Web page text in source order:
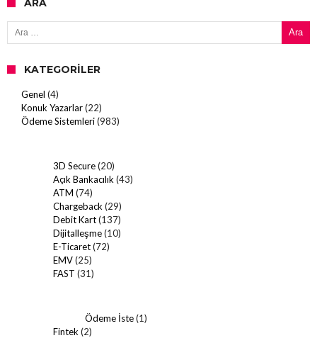
ARA
Arama:
KATEGORILER
Genel (4)
Konuk Yazarlar(22)
Ödeme Sistemleri(983)
3D Secure(20)
Açık Bankacılık (43)
ATM (74)
Chargeback (29)
Debit Kart(137)
Dijitalleşme(10)
E-Ticaret(72)
EMV(25)
FAST (31)
Ödeme İste(1)
Fintek (2)